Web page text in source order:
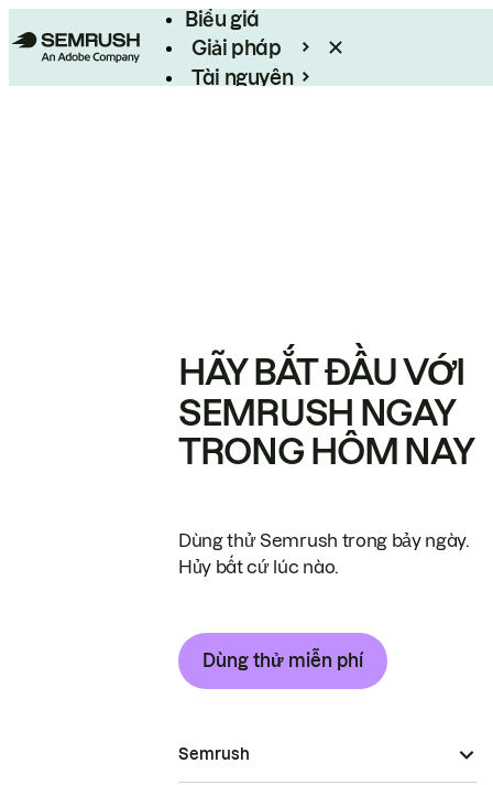
Biểu giá
Giải pháp
Tài nguyên
HÃY BẮT ĐẦU VỚI
SEMRUSH NGAY
TRONG HÔM NAY
Dùng thử Semrush trong bảy ngày.
Hủy bất cứ lúc nào.
Dùng thử miễn phí
Semrush